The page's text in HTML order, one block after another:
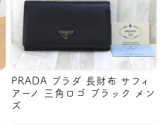
PRADA プラダ 長財布 サフィ
アーノ 三角ロゴ ブラック メン
ズ